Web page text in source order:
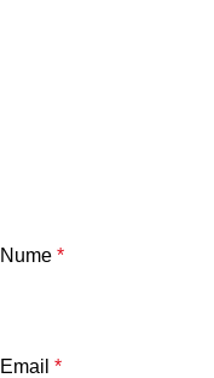
Nume *
Email *